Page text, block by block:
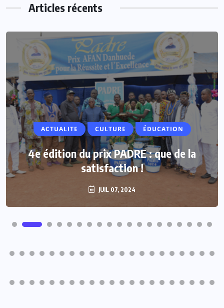
Articles récents
ACTUALITE CULTURE ÉDUCATION
4e édition du prix PADRE : que de la
satisfaction !
JUIL 07, 2024